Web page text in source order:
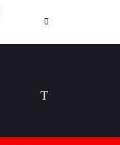
NÁKUPNÍ